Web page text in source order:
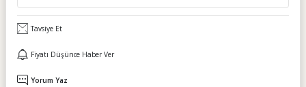
Tavsiye Et
Fiyatı Düşünce Haber Ver
Yorum Yaz